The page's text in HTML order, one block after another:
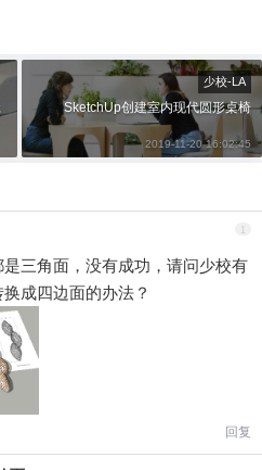
少校-LA
SketchUp创建室内现代圆形桌椅
2019-11-20 16:02:45
三角面，没有成功，请问少校有
成四边面的办法？
回复